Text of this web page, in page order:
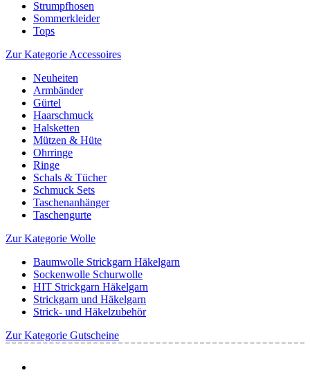
Strumpfhosen
Sommerkleider
Tops
Zur Kategorie Accessoires
Neuheiten
Armbänder
Gürtel
Haarschmuck
Halsketten
Mützen & Hüte
Ohrringe
Ringe
Schals & Tücher
Schmuck Sets
Taschenanhänger
Taschengurte
Zur Kategorie Wolle
Baumwolle Strickgarn Häkelgarn
Sockenwolle Schurwolle
HIT Strickgarn Häkelgarn
Strickgarn und Häkelgarn
Strick- und Häkelzubehör
Zur Kategorie Gutscheine